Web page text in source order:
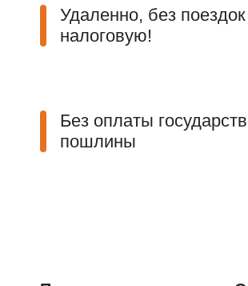
Удаленно, без
налоговую!
Без оплаты
пошлины